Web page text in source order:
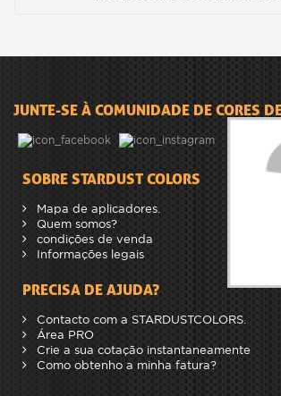
JUNTE-SE À COMUNIDADE DE CORES
SOBRE STARDUST COLORS
Mapa de aplicadores.
Quem somos?
condições de venda
Informações legais
PRECISA DE AJUDA?
Contacto com a STARDUSTCOLORS.
Área PRO
Crie a sua cotação instantaneamente
Como obtenho a minha fatura?